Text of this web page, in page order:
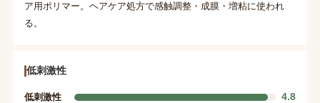
ア用ポリマー。ヘアケア処方で感触調整・成膜・増粘に使われ
る。
低刺激性
低刺激性 4.8